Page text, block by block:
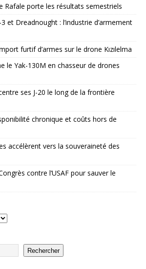
Rafale porte les résultats semestriels
et Dreadnought : l’industrie d’armement
furtif d’armes sur le drone Kızılelma
le Yak-130M en chasseur de drones
ses J-20 le long de la frontière
chronique et coûts hors de
accélèrent vers la souveraineté des
contre l’USAF pour sauver le
Rechercher